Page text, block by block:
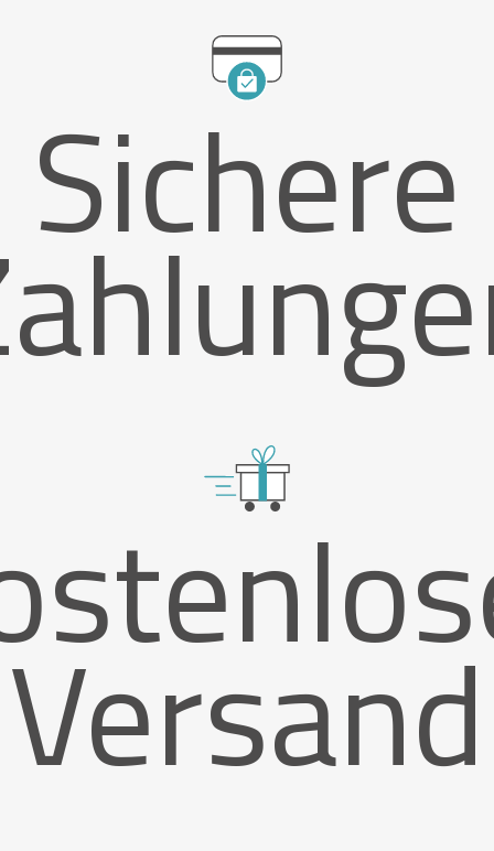
Sichere
Versand